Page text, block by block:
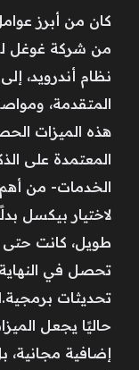
كان من أبرز
من شركة غوغل
نظام أندرويد،
المتقدمة،
هذه الميزات
المعتمدة على
الخدمات- من أهم
لاختيار بيكسل
طويل، كانت حتى
تحصل في
تحديثات
حاليًا يجعل
إضافية